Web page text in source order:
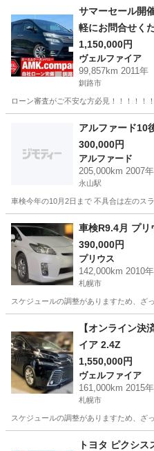
サマーセール開
軽にお問合せく
です！お気軽に
タ ヴェルファイア 2.4 Z プラ
ンⅡ ４WD
1,150,000円
ヴェルファイア
99,857km 2011年
釧路市
ローン審査がご不安な方必見！！！！
ヴェルファイア
アルファード
300,000円
アルファード
205,000km 2007年
永山駅
車検今年の10月2日まで 不具合は左のス
北海道 旭川市 永山駅 アル
車検R9.4月 プリ
390,000円
プリウス
142,000km 2010年
札幌市
スケジュールの調整がありますため、ざ
プリウス
【オンライン決
イア 2.4Z
1,550,000円
ヴェルファイア
161,000km 2015年
札幌市
スケジュールの調整がありますため、ざ
ヴェルファイア
トヨタ ピクシ